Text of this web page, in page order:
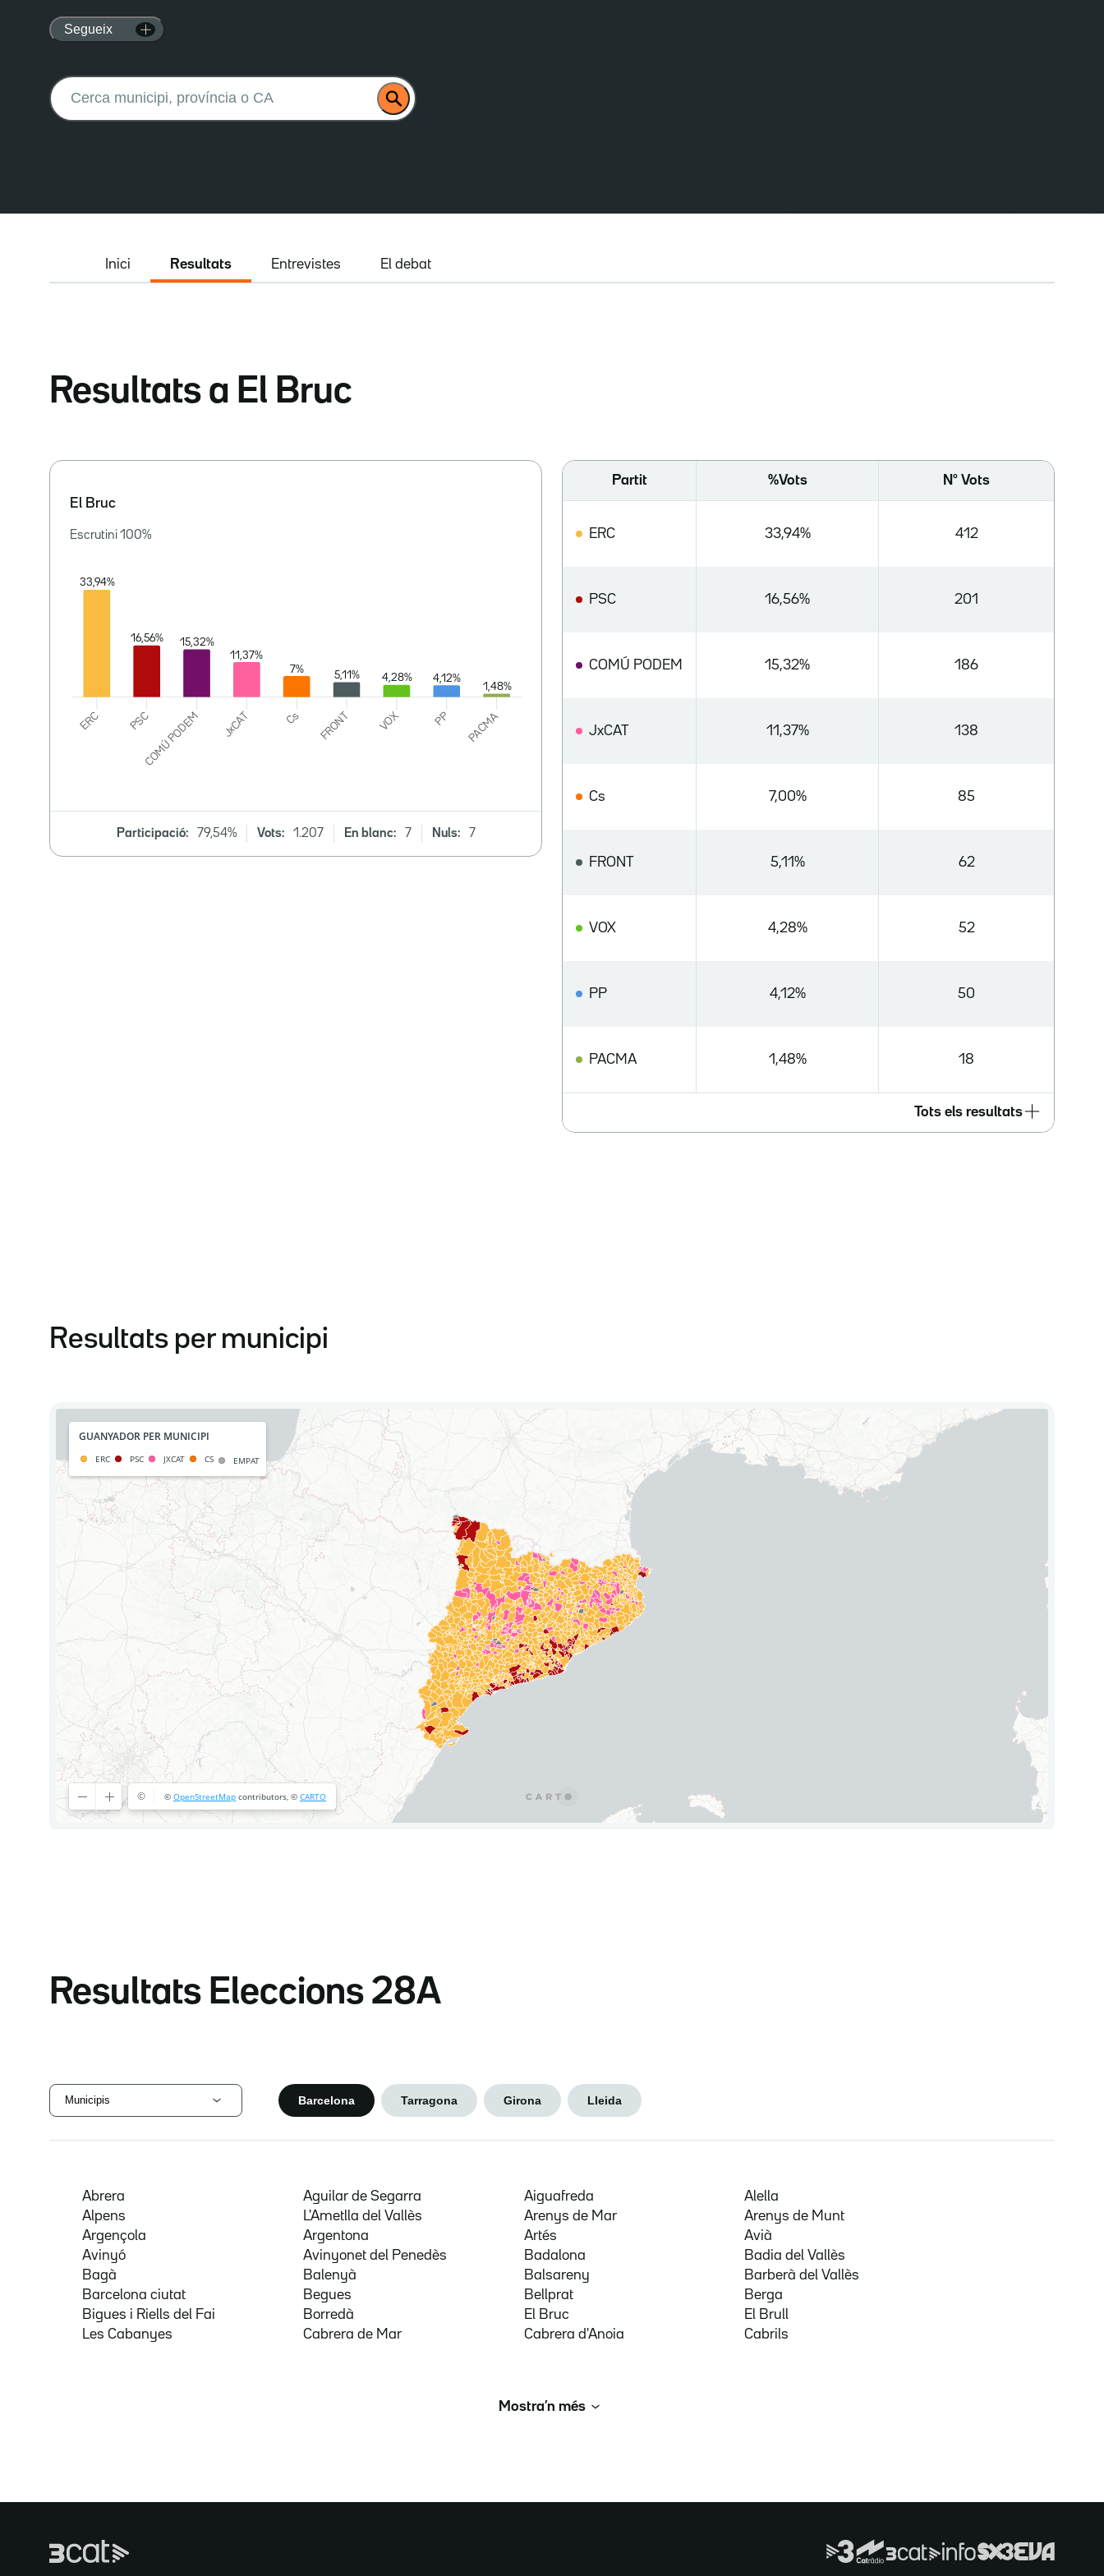
Segueix
Buscar:
Inici Resultats Entrevistes El debat
Resultats a El Bruc
El Bruc
Escrutini 100%
Participació: 79,54% Vots: 1.207 En blanc: 7 Nuls: 7
Partit %Vots Nº Vots
ERC 33,94% 412
PSC 16,56% 201
COMÚ PODEM 15,32% 186
JxCAT 11,37% 138
Cs 7,00% 85
FRONT 5,11% 62
VOX 4,28% 52
PP 4,12% 50
PACMA 1,48% 18
Tots els resultats
Resultats per municipi
Resultats Eleccions 28A
Municipis Barcelona Tarragona Girona Lleida
Abrera Aguilar de Segarra Aiguafreda
Alella
Alpens
L'Ametlla del Vallès Arenys de Mar
Arenys de Munt
Argençola
Argentona Artés
Avià
Avinyó
Avinyonet del Penedès Badalona
Badia del Vallès
Bagà
Balenyà Balsareny
Barberà del Vallès
Barcelona ciutat
Begues Bellprat
Berga
Bigues i Riells del Fai
Borredà El Bruc
El Brull
Les Cabanyes
Cabrera de Mar Cabrera d'Anoia Cabrils
Mostra’n més